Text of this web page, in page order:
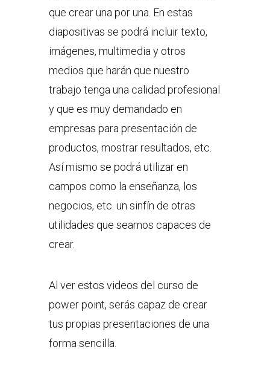
que crear una por una. En estas
diapositivas se podrá incluir texto,
imágenes, multimedia y otros
medios que harán que nuestro
trabajo tenga una calidad profesional
y que es muy demandado en
empresas para presentación de
productos, mostrar resultados, etc.
Así mismo se podrá utilizar en
campos como la enseñanza, los
negocios, etc. un sinfín de otras
utilidades que seamos capaces de
crear.
Al ver estos videos del curso de
power point, serás capaz de crear
tus propias presentaciones de una
forma sencilla.